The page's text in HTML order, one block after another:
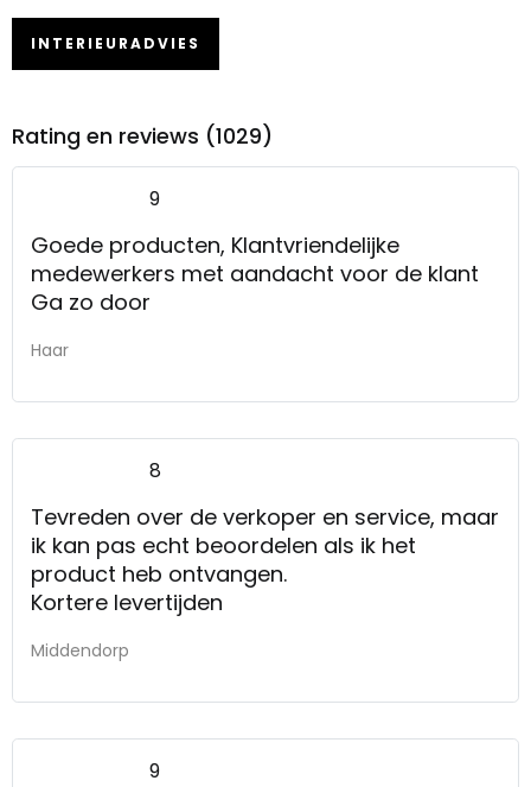
INTERIEURADVIES
Rating en reviews (1029)
9
Goede producten, Klantvriendelijke
medewerkers met aandacht voor de klant
Ga zo door
Haar
8
Tevreden over de verkoper en service, maar
ik kan pas echt beoordelen als ik het
product heb ontvangen.
Kortere levertijden
Middendorp
9